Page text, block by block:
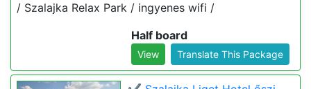
/ Szalajka Relax Park / ingyenes wifi /
Half board
View Translate This Package